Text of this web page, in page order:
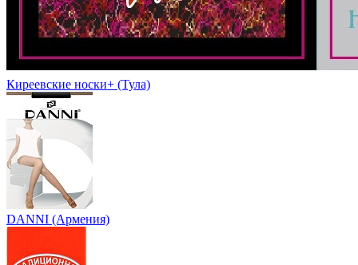
Киреевские носки+ (Тула)
DANNI (Армения)